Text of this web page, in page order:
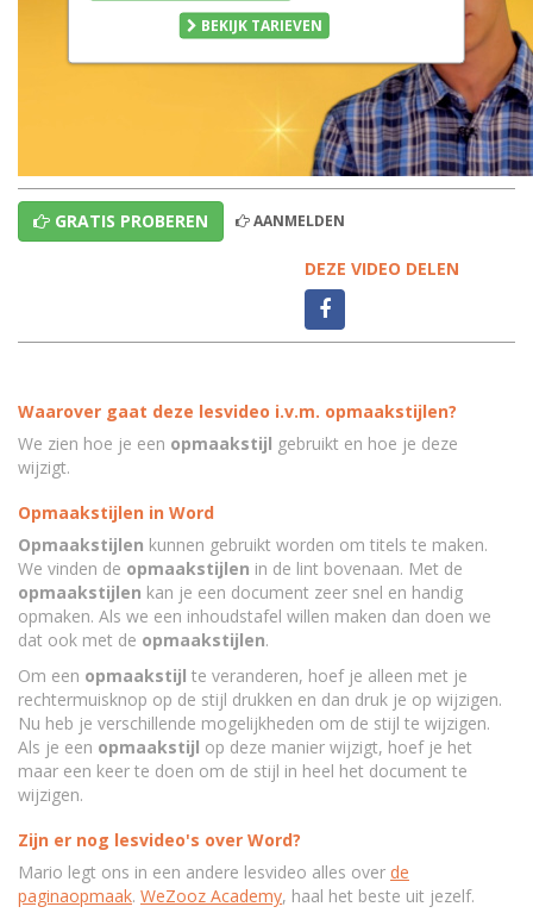
BEKIJK TARIEVEN
GRATIS PROBEREN AANMELDEN
DEZE VIDEO DELEN
Waarover gaat deze lesvideo i.v.m. opmaakstijlen?
We zien hoe je een opmaakstijl gebruikt en hoe je deze
wijzigt.
Opmaakstijlen in Word
Opmaakstijlen kunnen gebruikt worden om titels te maken.
We vinden de opmaakstijlen in de lint bovenaan. Met de
opmaakstijlen kan je een document zeer snel en handig
opmaken. Als we een inhoudstafel willen maken dan doen we
dat ook met de opmaakstijlen.
Om een opmaakstijl te veranderen, hoef je alleen met je
rechtermuisknop op de stijl drukken en dan druk je op wijzigen.
Nu heb je verschillende mogelijkheden om de stijl te wijzigen.
Als je een opmaakstijl op deze manier wijzigt, hoef je het
maar een keer te doen om de stijl in heel het document te
wijzigen.
Zijn er nog lesvideo's over Word?
Mario legt ons in een andere lesvideo alles over de
paginaopmaak. WeZooz Academy, haal het beste uit jezelf.